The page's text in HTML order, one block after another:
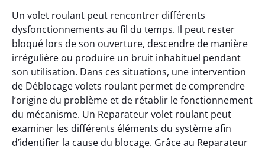
Un volet roulant peut rencontrer différents
dysfonctionnements au fil du temps. Il peut rester
bloqué lors de son ouverture, descendre de manière
irrégulière ou produire un bruit inhabituel pendant
son utilisation. Dans ces situations, une intervention
de Déblocage volets roulant permet de comprendre
l’origine du problème et de rétablir le fonctionnement
du mécanisme. Un Reparateur volet roulant peut
examiner les différents éléments du système afin
d’identifier la cause du blocage. Grâce au Reparateur